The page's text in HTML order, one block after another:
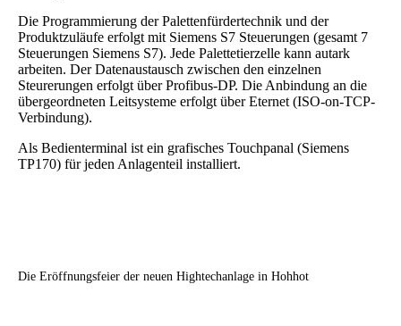
Die Programmierung der Palettenfürdertechnik und der
Produktzuläufe erfolgt mit Siemens S7 Steuerungen (gesamt 7
Steuerungen Siemens S7). Jede Palettetierzelle kann autark
arbeiten. Der Datenaustausch zwischen den einzelnen
Steurerungen erfolgt über Profibus-DP. Die Anbindung an die
übergeordneten Leitsysteme erfolgt über Eternet (ISO-on-TCP-
Verbindung).
Als Bedienterminal ist ein grafisches Touchpanal (Siemens
TP170) für jeden Anlagenteil installiert.
Die Eröffnungsfeier der neuen Hightechanlage in Hohhot